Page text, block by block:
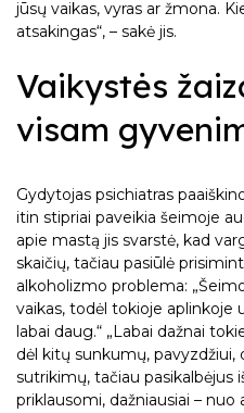
jūsų vaikas, vyras ar žmona.
atsakingas“, – sakė jis.
Vaikystės
visam
Gydytojas psichiatras
itin stipriai paveikia šeimoje
apie mastą jis svarstė, kad
skaičių, tačiau pasiūlė
alkoholizmo problema:
vaikas, todėl tokioje aplinkoje
labai daug.“ „Labai dažnai
dėl kitų sunkumų, pavyzdžiui,
sutrikimų, tačiau pasikalbėjus
priklausomi, dažniausiai – nuo